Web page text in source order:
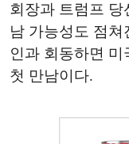
회장과 트럼프
남 가능성도 점쳐
인과 회동하면 미
첫 만남이다.